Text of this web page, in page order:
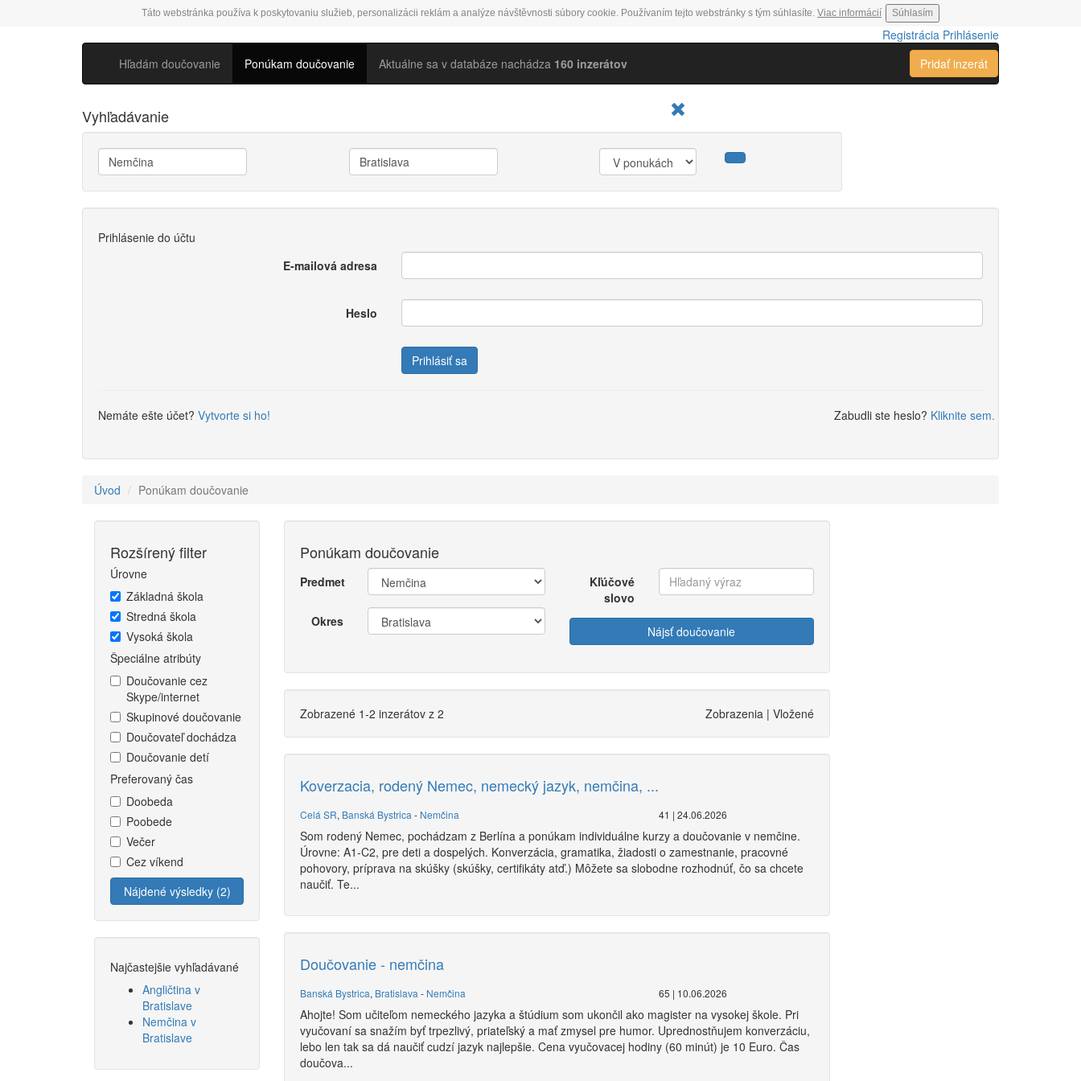
Táto webstránka používa k poskytovaniu služieb, personalizácii reklám a analýze návštěvnosti súbory cookie. Používaním tejto webstránky s tým súhlasíte. Viac informácií Súhlasím
Registrácia Prihlásenie
Hľadám doučovanie
Ponúkam doučovanie Aktuálne sa v databáze nachádza 160 inzerátov Pridať inzerát
Vyhľadávanie
Prihlásenie do účtu
E-mailová adresa
Heslo
Prihlásiť sa
Nemáte ešte účet? Vytvorte si ho! Zabudli ste heslo? Kliknite sem.
Úvod Ponúkam doučovanie
Rozšírený filter
Úrovne
Základná škola
Stredná škola
Vysoká škola
Špeciálne atribúty
Doučovanie cez
Skype/internet
Skupinové doučovanie
Doučovateľ dochádza
Doučovanie detí
Preferovaný čas
Doobeda
Poobede
Večer
Cez víkend
Nájdené výsledky (2)
Najčastejšie vyhľadávané
Angličtina v
Bratislave
Nemčina v
Bratislave
Ponúkam doučovanie
Predmet
Okres
Kľúčové
slovo
Nájsť doučovanie
Zobrazené 1-2 inzerátov z 2 Zobrazenia | Vložené
Koverzacia, rodený Nemec, nemecký jazyk, nemčina, ...
Celá SR, Banská Bystrica - Nemčina 41 | 24.06.2026
Som rodený Nemec, pochádzam z Berlína a ponúkam individuálne kurzy a doučovanie v nemčine.
Úrovne: A1-C2, pre deti a dospelých. Konverzácia, gramatika, žiadosti o zamestnanie, pracovné
pohovory, príprava na skúšky (skúšky, certifikáty atď.) Môžete sa slobodne rozhodnúť, čo sa chcete
naučiť. Te...
Doučovanie - nemčina
Banská Bystrica, Bratislava - Nemčina 65 | 10.06.2026
Ahojte! Som učiteľom nemeckého jazyka a štúdium som ukončil ako magister na vysokej škole. Pri
vyučovaní sa snažím byť trpezlivý, priateľský a mať zmysel pre humor. Uprednostňujem konverzáciu,
lebo len tak sa dá naučiť cudzí jazyk najlepšie. Cena vyučovacej hodiny (60 minút) je 10 Euro. Čas
doučova...